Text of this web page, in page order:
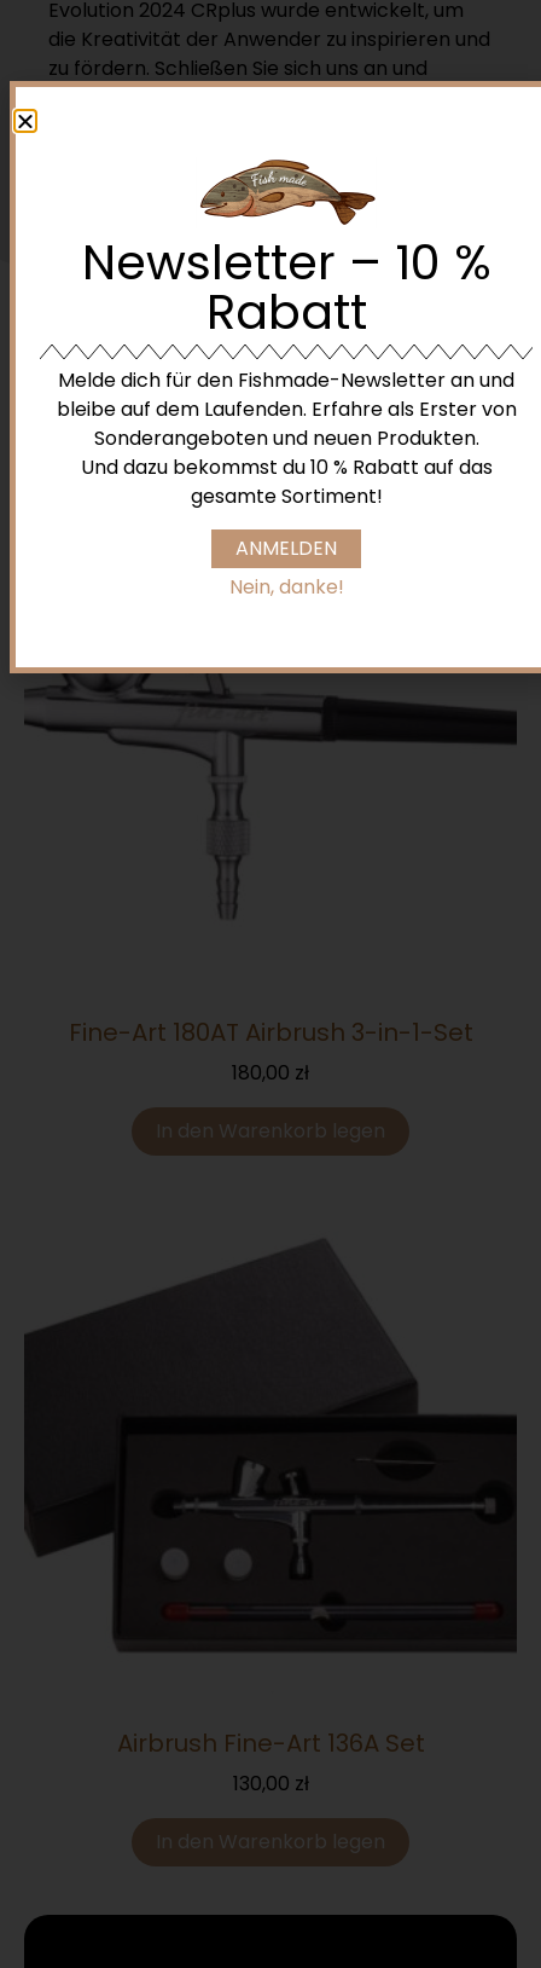
Evolution 2024 CRplus wurde entwickelt, um
die Kreativität der Anwender zu inspirieren und
zu fördern. Schließen Sie sich uns an und
Ähnliche Produkte
Fine-Art 180AT Airbrush 3-in-1-Set
180,00 zł
In den Warenkorb legen
Airbrush Fine-Art 136A Set
130,00 zł
In den Warenkorb legen
Newsletter – 10 %
Rabatt
Melde dich für den Fishmade-Newsletter an und
bleibe auf dem Laufenden. Erfahre als Erster von
Sonderangeboten und neuen Produkten.
Und dazu bekommst du 10 % Rabatt auf das
gesamte Sortiment!
ANMELDEN
Nein, danke!